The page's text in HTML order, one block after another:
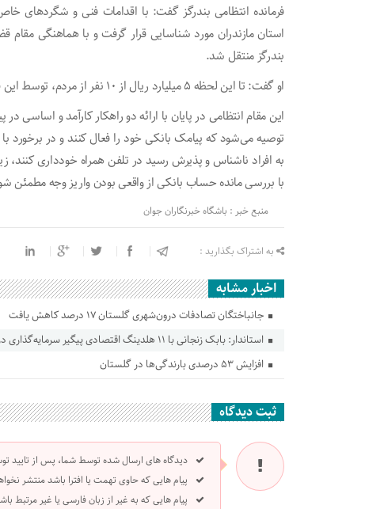
فرمانده انتظامی بندرگز گفت: با اقدامات فنی و
استان مازندران مورد شناسایی قرار گرفت و با هماهنگی
بندرگز منتقل شد.
او گفت: تا این لحظه ۵ میلیارد ریال از ۱۰ نفر از مردم، توسط این فرد با همین روش کلاهبرداری شده است.
این مقام انتظامی در پایان با ارائه دو راهکار کارآمد و
توصیه می‌شود که پیامک بانکی خود را فعال کنند و در برخورد با
به افراد ناشناس و پذیرش رسید در تلفن همراه خودداری
با بررسی مانده حساب بانکی از واقعی بودن واریز وجه مطمئن
منبع خبر : باشگاه خبرنگاران جوان
به اشتراک بگذارید :
اخبار مشابه
جانباختگان تصادفات درون‌شهری گلستان ۱۷ درصد کاهش یافت
استاندار: بابک زنجانی با ۱۱ هلدینگ اقتصادی پیگیر سرمایه‌گذاری در گلستان است
افزایش ۵۳ درصدی بارندگی‌ها در گلستان
ثبت دیدگاه
دیدگاه های ارسال شده توسط شما، پس از
پیام هایی که حاوی تهمت یا افترا باشد منتشر
پیام هایی که به غیر از زبان فارسی یا غیر مرتبط